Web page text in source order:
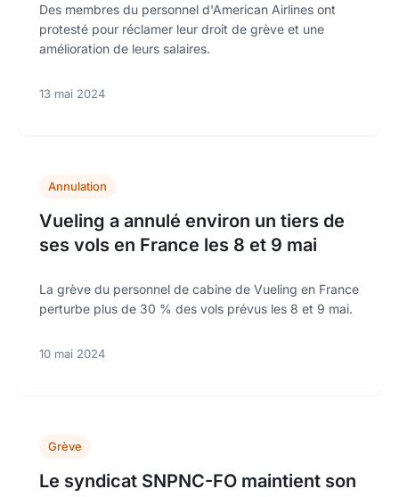
Des membres du personnel d'American Airlines ont
protesté pour réclamer leur droit de grève et une
amélioration de leurs salaires.
13 mai 2024
Annulation
Vueling a annulé environ un tiers de
ses vols en France les 8 et 9 mai
La grève du personnel de cabine de Vueling en France
perturbe plus de 30 % des vols prévus les 8 et 9 mai.
10 mai 2024
Grève
Le syndicat SNPNC-FO maintient son